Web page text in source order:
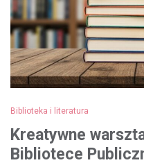
Biblioteka i literatura
Kreatywne
Bibliotece